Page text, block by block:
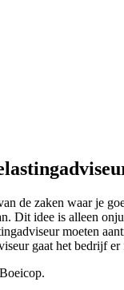
de zaken waar je
Dit idee is alleen
moeten
gaat het bedrijf